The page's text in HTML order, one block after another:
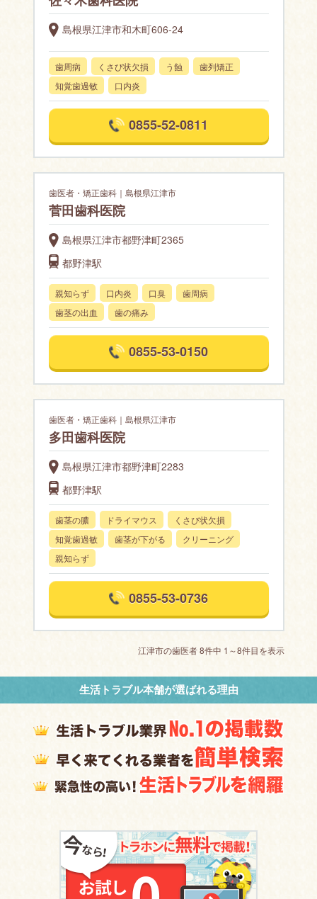
島根県江津市和木町606-24
歯周病 くさび状欠損 う蝕
歯列矯正
知覚歯過敏
口内炎
0855-52-0811
歯医者・矯正歯科｜島根県江津市
菅田歯科医院
島根県江津市都野津町2365
都野津駅
親知らず 口内炎 口臭
歯周病
歯茎の出血
歯の痛み
0855-53-0150
歯医者・矯正歯科｜島根県江津市
多田歯科医院
島根県江津市都野津町2283
都野津駅
歯茎の膿 ドライマウス
くさび状欠損
知覚歯過敏
歯茎が下がる
クリーニング
親知らず
0855-53-0736
江津市の歯医者 8件中 1～8件目を表示
生活トラブル本舗が選ばれる理由